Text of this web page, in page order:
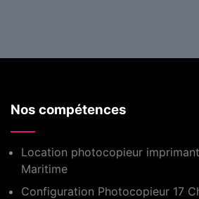
Nos compétences
Location photocopieur
Maritime
Configuration Photocopieur 17